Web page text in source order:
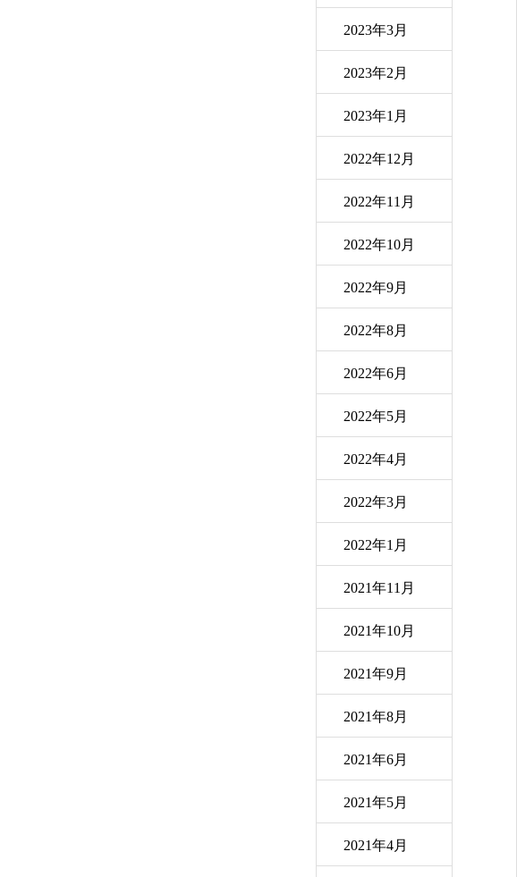
2023年3月
2023年2月
2023年1月
2022年12月
2022年11月
2022年10月
2022年9月
2022年8月
2022年6月
2022年5月
2022年4月
2022年3月
2022年1月
2021年11月
2021年10月
2021年9月
2021年8月
2021年6月
2021年5月
2021年4月